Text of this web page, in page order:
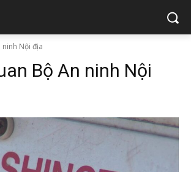
ninh Nội địa
Bộ An ninh Nội